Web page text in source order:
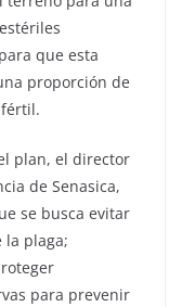
que esta
proporción de
fértil.
plan, el director
de Senasica,
se busca evitar
la plaga;
para prevenir